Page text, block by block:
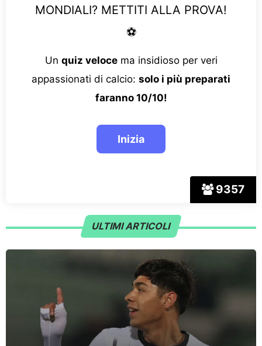
9357
MONDIALI? METTITI ALLA PROVA!
⚽
Un quiz velocema insidioso per veri
appassionati di calcio: solo i più preparati
faranno 10/10!
ULTIMI ARTICOLI